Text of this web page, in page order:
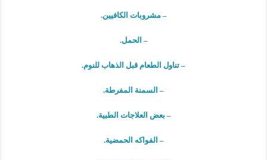
– مشروبات الكافيين.
– الحمل.
– تناول الطعام قبل الذهاب للنوم.
– السمنة المفرطة.
– بعض العلاجات الطبية.
– الفواكه الحمضية.